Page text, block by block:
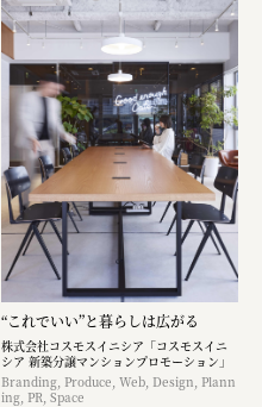
“これでいい”と暮らしは広がる
株式会社コスモスイニシア「コスモスイニ
シア 新築分譲マンションプロモーション」
Branding, Produce, Web, Design, Plann
ing, PR, Space